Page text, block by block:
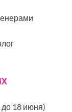
до 18 июня)